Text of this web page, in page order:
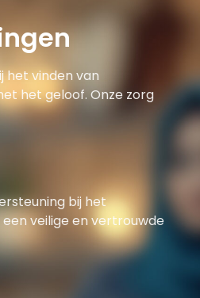
het vinden van
het geloof. Onze zorg
bij het
veilige en vertrouwde